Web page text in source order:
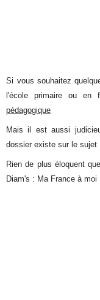
Si vous souhaitez
l'école primaire ou
pédagogique
Mais il est aussi
dossier existe sur le
Rien de plus éloquent
Diam's : Ma France à moi